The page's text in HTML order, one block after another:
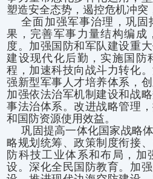
塑造安全态势，遏控危机冲突
全面加强军事治理，巩
果，完善军事力量结构编成
度。加强国防和军队建设重
建设现代化后勤，实施国防
程，加速科技向战斗力转化
强新型军事人才培养体系，
加强依法治军机制建设和战
事法治体系。改进战略管理
和国防资源使用效益。
巩固提高一体化国家战略
略规划统筹、政策制度衔接
防科技工业体系和布局，加
设。深化全民国防教育。加